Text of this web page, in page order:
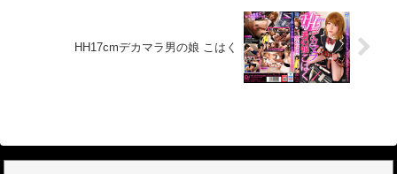
どキャンペーンの詳細は、特設ページで
ご確認ください。【注意事項】・プレゼ
ントを受け取るにはキャンペーン期間中
に特設ページでエントリーが必要で
す。・キャンペーン期間中、第○弾ごとに
HH17cmデカマラ男の娘 こはく